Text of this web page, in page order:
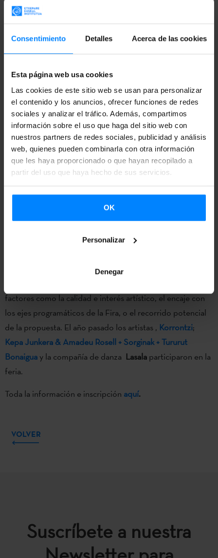
Consentimiento Detalles Acerca de las cookies
Esta página web usa cookies
Las cookies de este sitio web se usan para personalizar
el contenido y los anuncios, ofrecer funciones de redes
sociales y analizar el tráfico. Además, compartimos
información sobre el uso que haga del sitio web con
nuestros partners de redes sociales, publicidad y análisis
web, quienes pueden combinarla con otra información
que les haya proporcionado o que hayan recopilado a
partir del uso que haya hecho de sus servicios.
OK
Personalizar
Denegar
feria.
Toda la información e inscripción
aquí.
Mediterrània Manresa,en Cataluña. Se trata de un festival
multidisciplinar: artes visuales, circo, danza, exposiciones,
música, narración oral y teatro se unen durante 4 días, y
gracias al Instituto Vasco Etxepare, incluye una
programación de artistas vascos. El festival acoge
proyectos de doble temática: la cultura popular y las
músicas del mundo.
La feria reúne cada año a más de mil profesionales de
todo el mundo, lo que la convierte en
organización se pondrá en contacto con los seleccionados
factores como la calidad e interés artístico, el encaje con
los ejes programáticos de la Fira, o el recorrido potencial
de la propuesta. El año pasado los artistas , Korrontzi;
Kepa Junkera & Amadeu Rosell + Sorginak + Tururut
Bonaigua y la compañía de danza Lasala participaron en la
feria.
Toda la información e inscripción aquí.
VOLVER
Suscríbete a nuestra